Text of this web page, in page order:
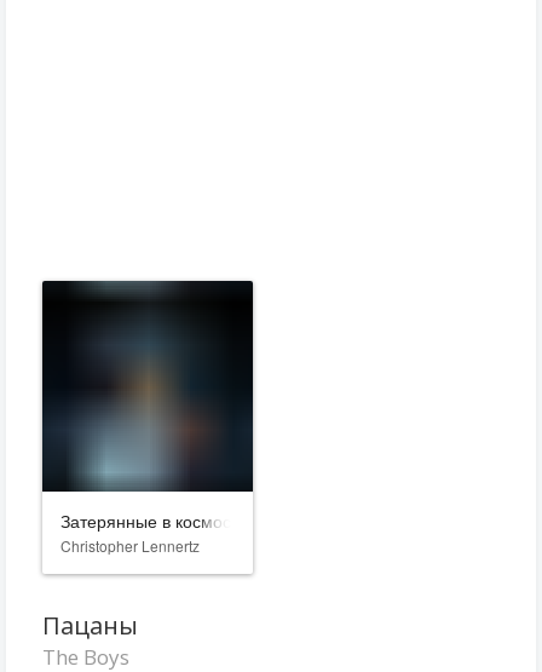
Затерянные в космосе
Christopher Lennertz
Пацаны
The Boys